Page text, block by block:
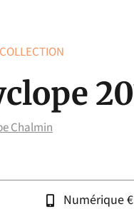
Chalmin
Numérique €